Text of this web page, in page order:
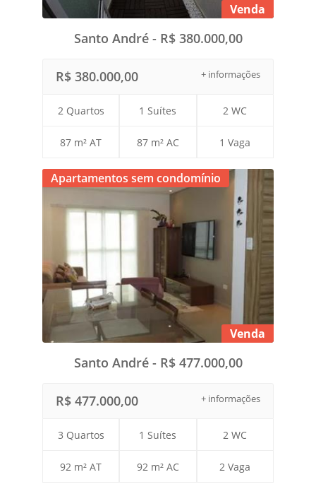
Venda
Santo André - R$ 380.000,00
+ informações
R$ 380.000,00
2 Quartos 1 Suítes 2 WC
87 m² AT 87 m² AC 1 Vaga
Apartamentos sem condomínio
Venda
Santo André - R$ 477.000,00
+ informações
R$ 477.000,00
3 Quartos 1 Suítes 2 WC
92 m² AT 92 m² AC 2 Vaga